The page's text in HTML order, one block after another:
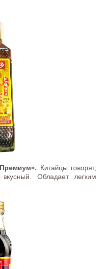
Китайцы говорят,
Обладает легким